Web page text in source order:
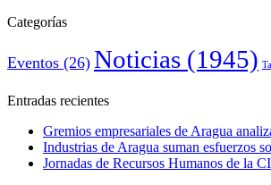
Categorías
Eventos (26) Noticias (1945)
Entradas recientes
Gremios empresariales de Aragua
Industrias de Aragua suman esfuerzos
Jornadas de Recursos Humanos de la